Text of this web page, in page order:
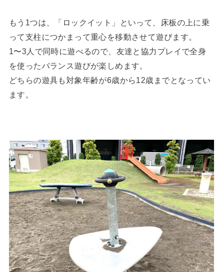
もう1つは、「ロックイット」といって、床板の上に乗
って支柱につかまって重心を移動させて遊びます。
1〜3人で同時に遊べるので、友達と協力プレイで全身
を使ったバランス遊びが楽しめます。
どちらの遊具も対象年齢が6歳から12歳までとなってい
ます。